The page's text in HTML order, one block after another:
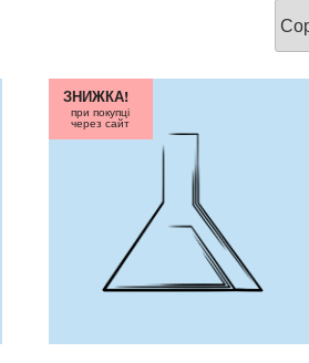
ЗНИЖКА!
при покупці
через сайт